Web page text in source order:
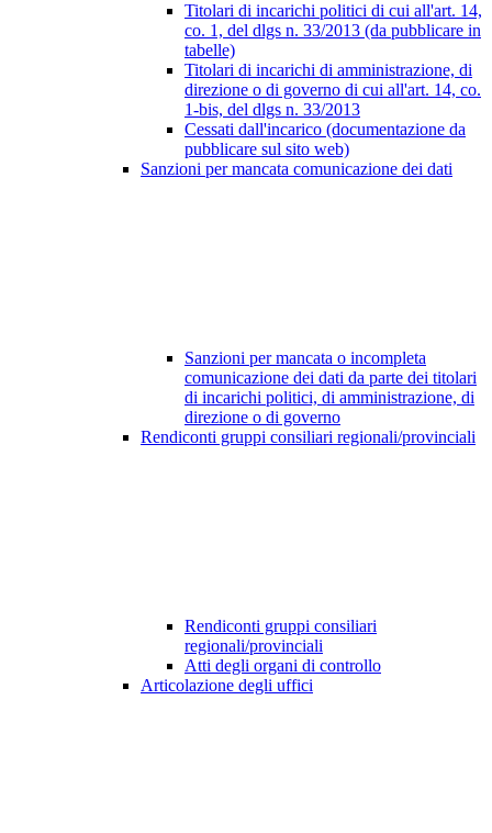
Titolari di incarichi politici di cui all'art. 14,
co. 1, del dlgs n. 33/2013 (da pubblicare in
tabelle)
Titolari di incarichi di amministrazione, di
direzione o di governo di cui all'art. 14, co.
1-bis, del dlgs n. 33/2013
Cessati dall'incarico (documentazione da
pubblicare sul sito web)
Sanzioni per mancata comunicazione dei dati
Sanzioni per mancata o incompleta
comunicazione dei dati da parte dei titolari
di incarichi politici, di amministrazione, di
direzione o di governo
Rendiconti gruppi consiliari regionali/provinciali
Rendiconti gruppi consiliari
regionali/provinciali
Atti degli organi di controllo
Articolazione degli uffici